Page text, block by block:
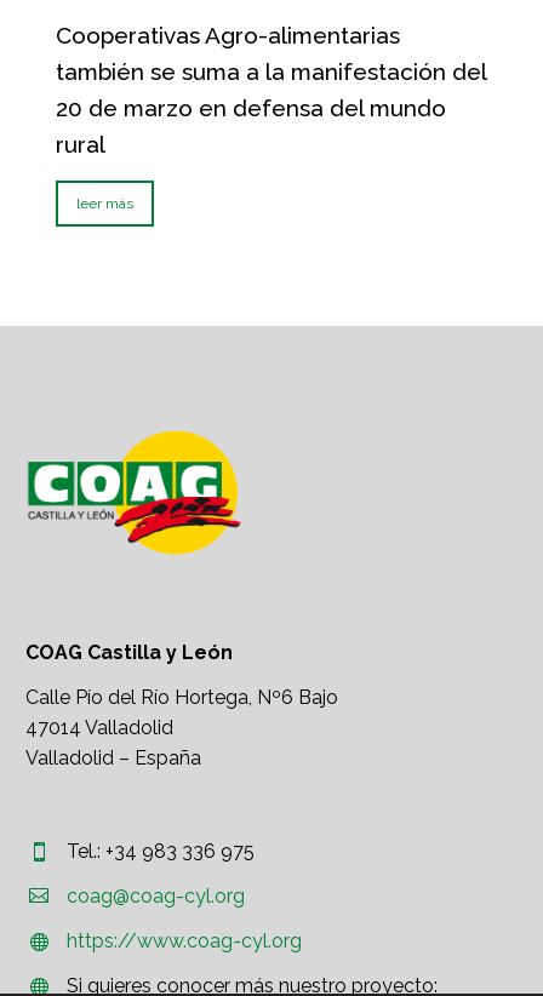
Cooperativas Agro-alimentarias
también se suma a la manifestación del
20 de marzo en defensa del mundo
rural
leer más
COAG Castilla y León
Calle Pío del Río Hortega, Nº6 Bajo
47014 Valladolid
Valladolid – España

 Tel.: +34 983 336 975

 coag@coag-cyl.org

 https://www.coag-cyl.org

 Si quieres conocer más nuestro proyecto: